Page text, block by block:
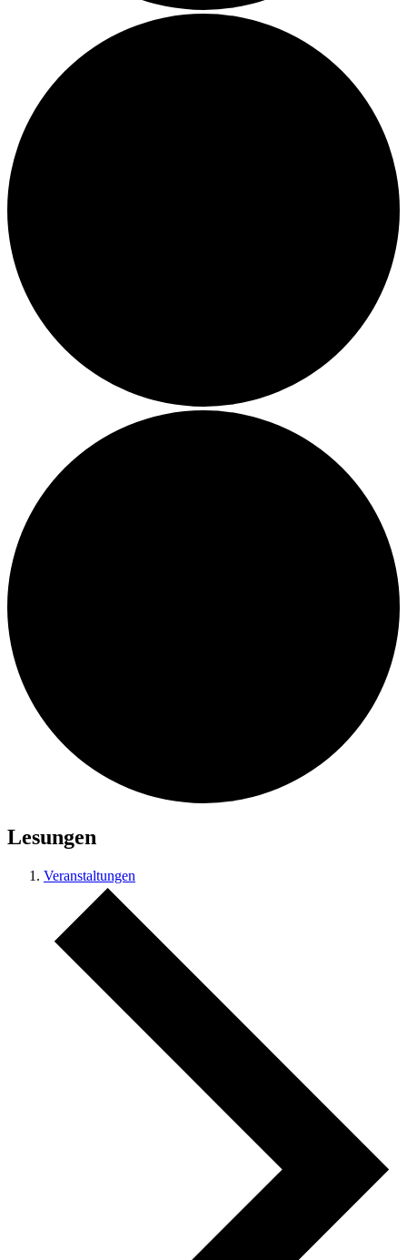
Lesungen
Veranstaltungen